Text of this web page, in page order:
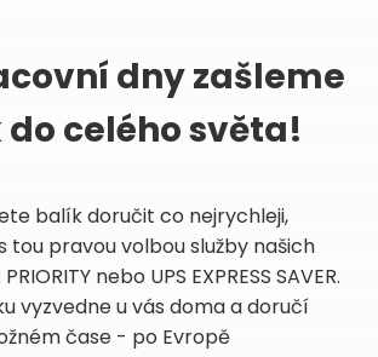
dny zašleme
celého světa!
balík doručit co nejrychleji,
tou pravou volbou služby našich
nebo UPS EXPRESS SAVER.
vyzvedne u vás doma a doručí
čase - po Evropě